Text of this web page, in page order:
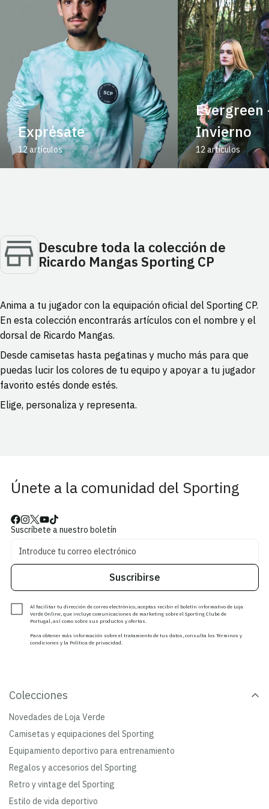
Exprésate
12 artículos
Evergreen
Invierno
12 artículos
Descubre toda la colección de
Ricardo Mangas Sporting CP
Anima a tu jugador con la equipación oficial del Sporting CP.
En esta colección encontrarás artículos con el nombre y el
dorsal de Ricardo Mangas.
Desde camisetas hasta pegatinas y mucho más para que
puedas lucir los colores de tu equipo y apoyar a tu jugador
favorito estés donde estés.
Elige, personaliza y representa.
Únete a la comunidad del Sporting
Suscríbete a nuestro boletín
Suscribirse
Al facilitar tu dirección de correo electrónico, aceptas recibir el boletín informativo de Loja
Verde Online, que incluye comunicaciones de marketing sobre el Sporting Clube de
Portugal, así como sobre sus productos y ofertas.
Para obtener más información sobre el tratamiento de tus datos, consulta los Términos y
condiciones y la Política de privacidad.
Colecciones
Novedades de Loja Verde
Camisetas y equipaciones del Sporting
Equipamiento deportivo para entrenamiento
Regalos y accesorios del Sporting
Retro y vintage del Sporting
Estilo de vida deportivo